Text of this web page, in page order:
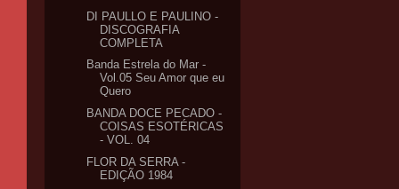
DI PAULLO E PAULINO -
DISCOGRAFIA
COMPLETA
Banda Estrela do Mar -
Vol.05 Seu Amor que eu
Quero
BANDA DOCE PECADO -
COISAS ESOTÉRICAS
- VOL. 04
FLOR DA SERRA -
EDIÇÃO 1984